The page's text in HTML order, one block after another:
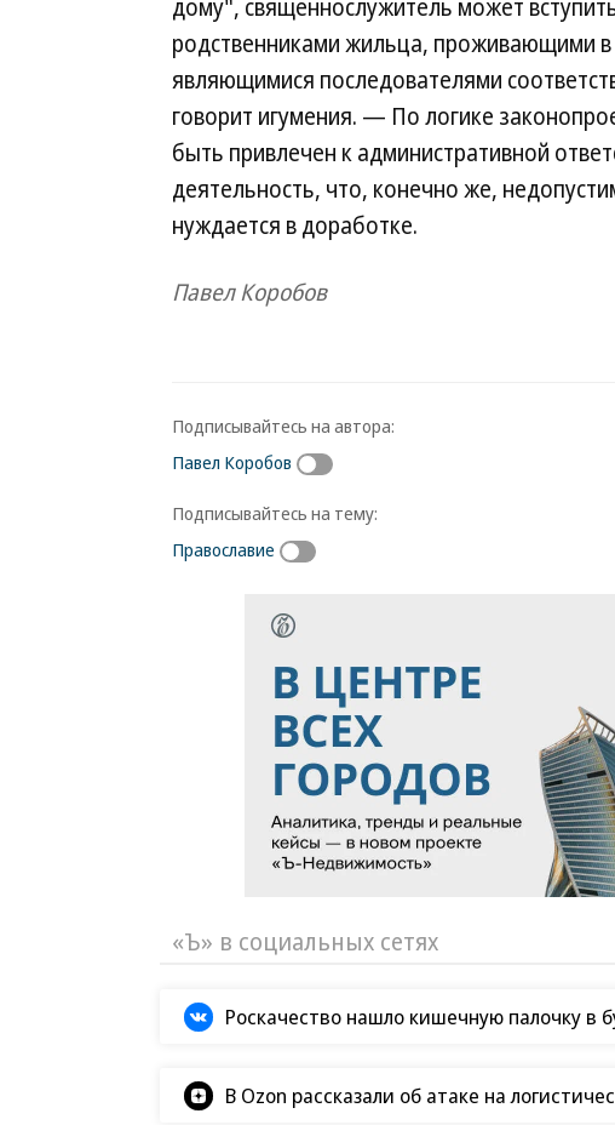
дому", священнослужитель может
родственниками жильца, проживающими
являющимися последователями
говорит игумения. — По логике
быть привлечен к административной
деятельность, что, конечно же,
нуждается в доработке.
Павел Коробов
Подписывайтесь на автора:
Павел Коробов
Подписывайтесь на тему:
Православие
«Ъ» в социальных сетях
Роскачество нашло кишечную палочку в
В Ozon рассказали об атаке на